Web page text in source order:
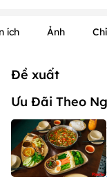
ích Ảnh
Đề xuất
Ưu Đãi Theo
/ 1